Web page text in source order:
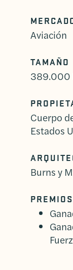
Aviación
TAMAÑO
389.000
Cuerpo
Estados
Burns y
PREMIOS